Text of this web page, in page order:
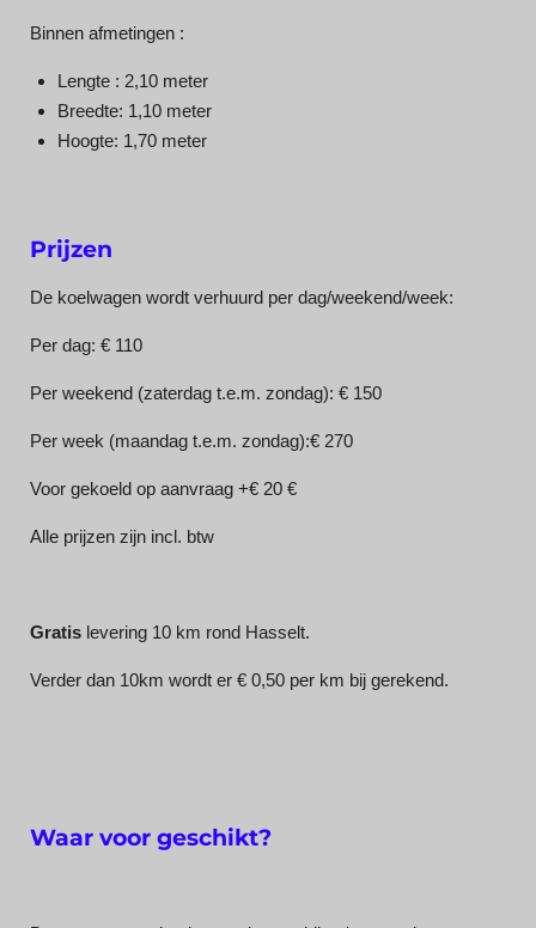
Binnen afmetingen :
Lengte : 2,10 meter
Breedte: 1,10 meter
Hoogte: 1,70 meter
Prijzen
De koelwagen wordt verhuurd per dag/weekend/week:
Per dag: € 110
Per weekend (zaterdag t.e.m. zondag): € 150
Per week (maandag t.e.m. zondag):€ 270
Voor gekoeld op aanvraag +€ 20 €
Alle prijzen zijn incl. btw
Gratis levering 10 km rond Hasselt.
Verder dan 10km wordt er € 0,50 per km bij gerekend.
Waar voor geschikt?